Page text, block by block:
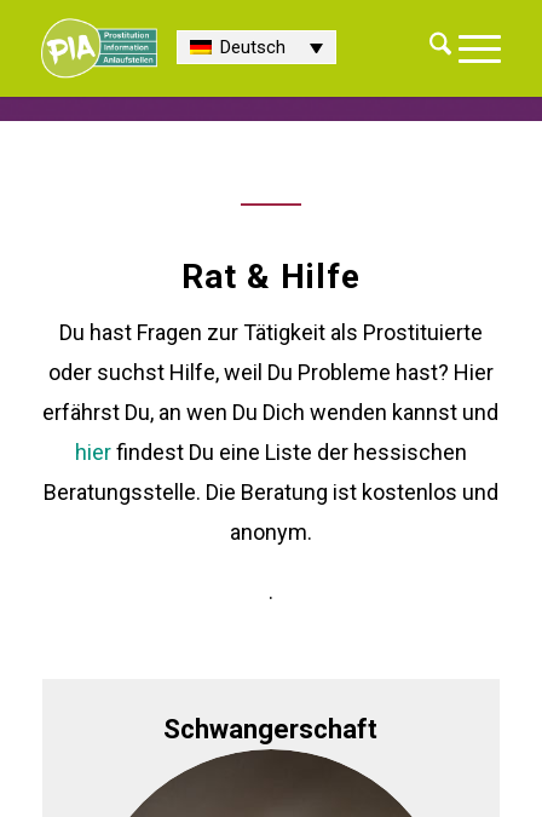
Deutsch
Rat & Hilfe
Du hast Fragen zur Tätigkeit als Prostituierte
oder suchst Hilfe, weil Du Probleme hast? Hier
erfährst Du, an wen Du Dich wenden kannst und
hierfindest Du eine Liste der hessischen
Beratungsstelle. Die Beratung ist kostenlos und
anonym.
.
Schwanger­schaft